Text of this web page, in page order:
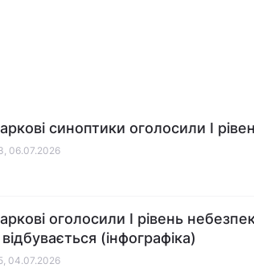
синоптики оголосили І
06.07.2026
оголосили І рівень
(інфографіка)
04.07.2026